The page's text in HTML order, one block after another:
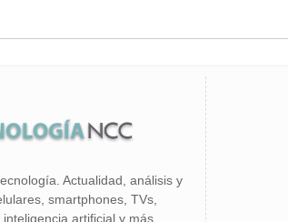
Actualidad, análisis y
smartphones, TVs,
artificial y más.